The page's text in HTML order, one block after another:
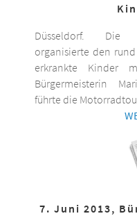
Düsseldorf. Die
organisierte den
erkrankte Kinder
Bürgermeisterin
führte die
7. Juni 2013,